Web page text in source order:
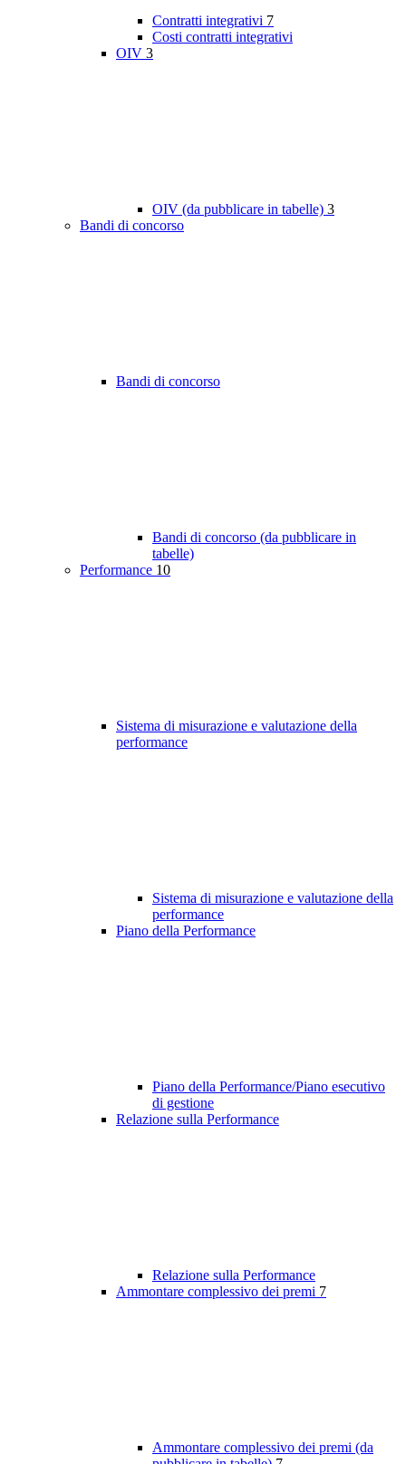
Contratti integrativi 7
Costi contratti integrativi
OIV 3
OIV (da pubblicare in tabelle) 3
Bandi di concorso
Bandi di concorso
Bandi di concorso (da pubblicare in
tabelle)
Performance 10
Sistema di misurazione e valutazione della
performance
Sistema di misurazione e valutazione della
performance
Piano della Performance
Piano della Performance/Piano esecutivo
di gestione
Relazione sulla Performance
Relazione sulla Performance
Ammontare complessivo dei premi 7
Ammontare complessivo dei premi (da